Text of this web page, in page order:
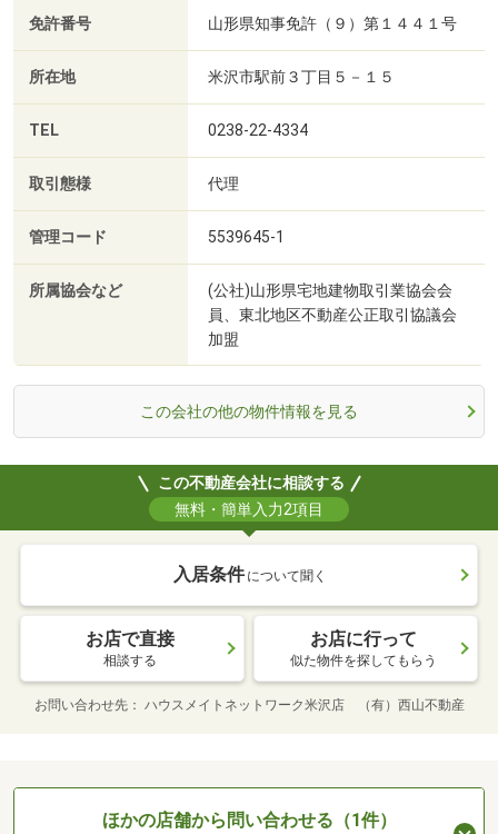
免許番号 山形県知事免許（９）第１４４１号
所在地 米沢市駅前３丁目５－１５
TEL 0238-22-4334
取引態様 代理
管理コード 5539645-1
所属協会など
(公社)山形県宅地建物取引業協会会
員、東北地区不動産公正取引協議会
加盟
この会社の他の物件情報を見る
この不動産会社に相談する
無料・簡単入力2項目
入居条件 について聞く
お店で直接
相談する
お店に行って
似た物件を探してもらう
お問い合わせ先 ハウスメイトネットワーク米沢店 （有）西山不動産
ほかの店舗から問い合わせる（1件）